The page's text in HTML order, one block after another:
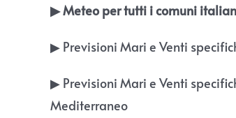
▶︎ Meteo per tutti i comuni
▶︎ Previsioni Mari e Venti
▶︎ Previsioni Mari e Venti
Mediterraneo